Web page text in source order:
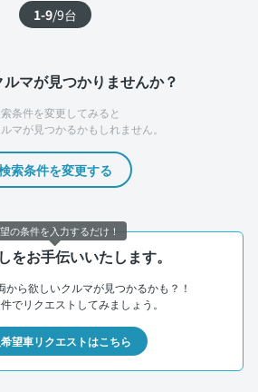
1-9/9台
マが見つかりませんか？
条件を変更してみると
マが見つかるかもしれません。
索条件を変更する
をお手伝いいたします。
から欲しいクルマが見つかるかも？！
でリクエストしてみましょう。
望車リクエストはこちら
の条件を入力するだけ！